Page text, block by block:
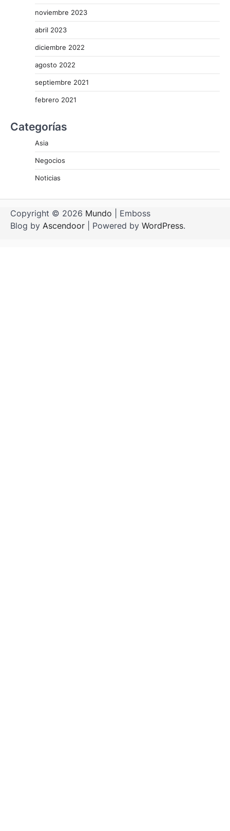
noviembre 2023
abril 2023
diciembre 2022
agosto 2022
septiembre 2021
febrero 2021
Categorías
Asia
Negocios
Noticias
Copyright © 2026 Mundo | Emboss
Blog by Ascendoor | Powered by WordPress.